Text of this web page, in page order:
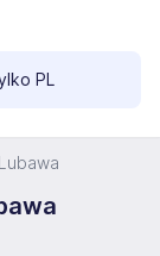
PL
Lubawa